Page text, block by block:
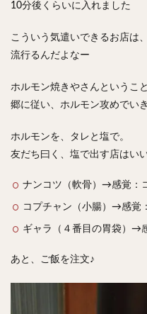
10分後くらいに入れました
こういう気遣いできるお店は、
流行るんだよなー
ホルモン焼きやさんということ
郷に従い、ホルモン攻めでい
ホルモンを、タレと塩で。
友だち曰く、塩で出す店はい
ナンコツ（軟骨）→感覚：
コプチャン（小腸）→感覚
ギャラ（４番目の胃袋）→
あと、ご飯を注文♪